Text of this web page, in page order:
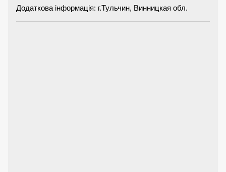
Додаткова інформація: г.Тульчин, Винницкая обл.